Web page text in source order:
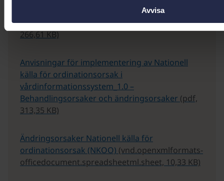
Avvisa
Nationell källa för ordinationsorsak 2025(pdf,
266,61 KB)
Anvisningar för implementering av Nationell
källa för ordinationsorsak i
vårdinformationssystem_1.0 –
Behandlingsorsaker och ändringsorsaker (pdf,
313,35 KB)
Ändringsorsaker Nationell källa för
ordinationsorsak (NKOO) (vnd.openxmlformats-
officedocument.spreadsheetml.sheet, 10,33 KB)